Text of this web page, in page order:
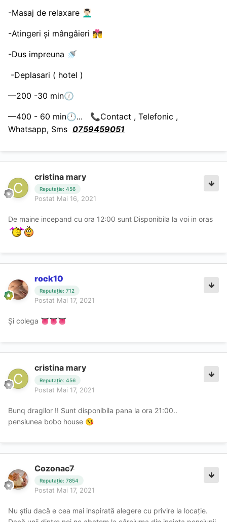
-Masaj de relaxare 💆🏻‍♂️
-Atingeri și mângâieri 👩‍❤️‍💋‍👨
-Dus impreuna 🚿
-Deplasari ( hotel )
—200 -30 min🕧
—400 - 60 min🕛... 📞Contact , Telefonic ,
Whatsapp, Sms 0759459051
cristina mary
Reputație: 456
Postat Mai 16, 2021
De maine incepand cu ora 12:00 sunt Disponibila la voi in oras
rock10
Reputație: 712
Postat Mai 17, 2021
Și colega 👅👅👅
cristina mary
Reputație: 456
Postat Mai 17, 2021
Bunq dragilor !! Sunt disponibila pana la ora 21:00..
pensiunea bobo house 😘
Cozonac7
Reputație: 7854
Postat Mai 17, 2021
Nu știu dacă e cea mai inspirată alegere cu privire la locație.